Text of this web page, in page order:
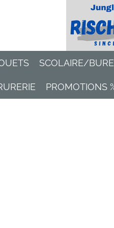
SCOLAIRE/
PROMOTIONS